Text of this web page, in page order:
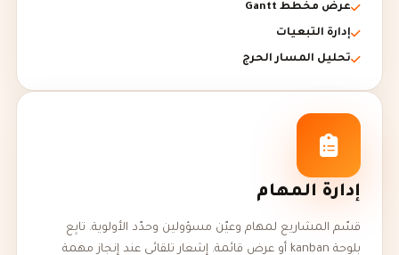
عرض مخطط Gantt
إدارة التبعيات
تحليل المسار الحرج
إدارة المهام
قسّم المشاريع لمهام وعيّن مسؤولين وحدّد الأولوية. تابِع
بلوحة kanban أو عرض قائمة. إشعار تلقائي عند إنجاز مهمة